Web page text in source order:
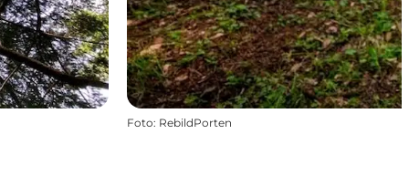
Foto: RebildPorten